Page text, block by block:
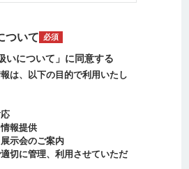
ついて 必須
いについて」に同意する
は、以下の目的で利用いたし
報提供
示会のご案内
切に管理、利用させていただ